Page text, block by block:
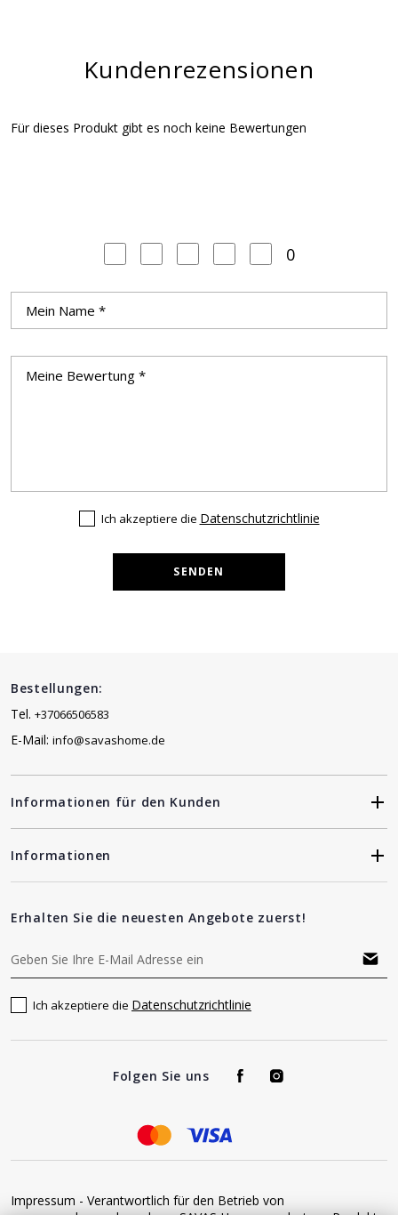
Kundenrezensionen
Für dieses Produkt gibt es noch keine Bewertungen
0
Ich akzeptiere die Datenschutzrichtlinie
SENDEN
Bestellungen:
Tel. +37066506583
E-Mail: info@savashome.de
Informationen für den Kunden
Informationen
Erhalten Sie die neuesten Angebote zuerst!
Ich akzeptiere die Datenschutzrichtlinie
Folgen Sie uns
Impressum - Verantwortlich für den Betrieb von